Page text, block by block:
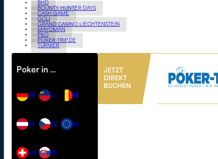
BHD
BOUNTY HUNTER DAYS
CASH GAME
GCLI
GRAND CASINO LIECHTENSTEIN
MAYOMAN
PKO
POKER-TRIP.DE
TURNIER
Poker in …
DE
AT
CH
LI
CZ
SK
BE
EU
JETZT
DIREKT
BUCHEN